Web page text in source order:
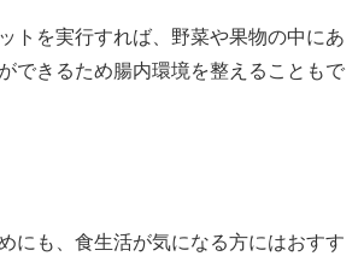
トを実行すれば、野菜や果物の中にあ
できるため腸内環境を整えることもで
にも、食生活が気になる方にはおすす